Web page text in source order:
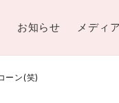
お知らせ メディ
ーン(笑)